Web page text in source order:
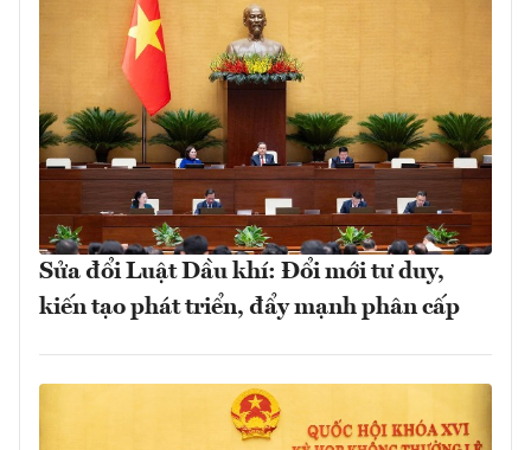
Sửa đổi Luật Dầu khí: Đổi mới tư duy,
kiến tạo phát triển, đẩy mạnh phân cấp